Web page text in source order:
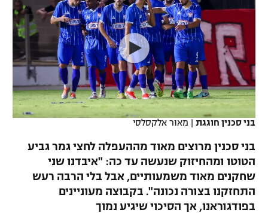
VOD
רץ ברשת
תוצאות
לוח שידורים
ברחבה
נבחרת ישראל
מכבי חיפה
בית"ר ירושלים
מכבי תל אביב
הפועל תל אביב
הפועל חיפה
הפועל באר שבע
ליגה ספרדית
ליגה איטלקית
ליגה צרפתית
ליגה הולנדית
ליגה טורקית
ליגה ברזילאית
כדורסל נשים
מכבי תל אביב
הפועל חולון
הפועל ירושלים
דני אבדיה
יורוליג
יורוקאפ
טניס
כדוריד
כדורעף
שחייה
ג'ודו
אגרוף
ספורט אולימפי
בני סכנין חוגגת | מאור אלקסלסי
בני סכנין מרוצים מאוד מההעפלה לחצי גמר גביע
הטוטו ומהחיזוק שנעשה עד כה: "איבדנו שני
שחקנים מאוד משמעותיים, אבל בלי הרבה רעש
התחזקנו בצורה נכונה". בקבוצה מעוניינים
בפודגוראנו, אך הסיכוי שיגיע נמוך